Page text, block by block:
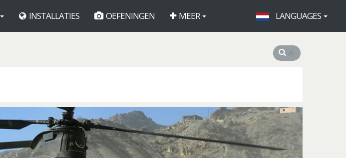
INSTALLATIES OEFENINGEN MEER LANGUAGES